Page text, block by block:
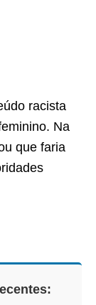
racista
Na
que faria